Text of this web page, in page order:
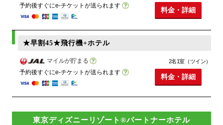
予約後すぐにe-チケットが送られます
料金・詳細
★早割45★飛行機+ホテル
マイルが貯まる
予約後すぐにe-チケットが送られます
2名1室（ツイン）
料金・詳細
東京ディズニーリゾート®パートナーホテル